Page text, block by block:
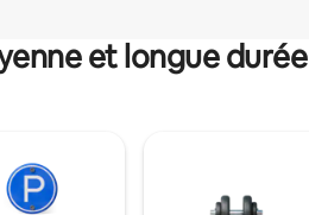
et longue durée